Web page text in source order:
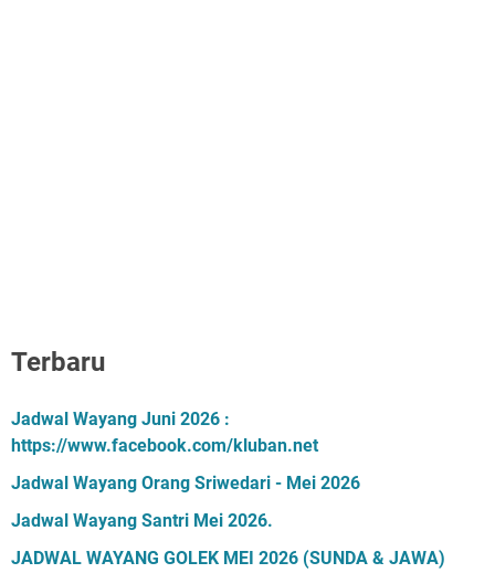
Terbaru
Jadwal Wayang Juni 2026 :
https://www.facebook.com/kluban.net
Jadwal Wayang Orang Sriwedari - Mei 2026
Jadwal Wayang Santri Mei 2026.
JADWAL WAYANG GOLEK MEI 2026 (SUNDA & JAWA)